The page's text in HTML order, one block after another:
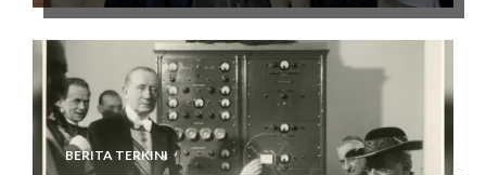
BERITA TERKINI